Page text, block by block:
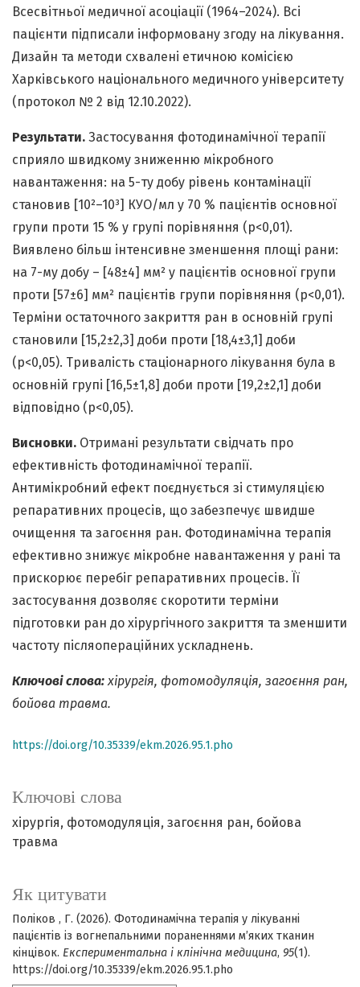
Ключові слова
хірургія фотомодуляція загоєння ран бойова
травма
Як цитувати
Поліков , Г. (2026). Фотодинамічна терапія у лікуванні
пацієнтів із вогнепальними пораненнями м’яких тканин
кінцівок. Експериментальна і клінічна медицина, 95(1).
https://doi.org/10.35339/ekm.2026.95.1.pho
Всесвітньої медичної асоціації (1964–2024). Всі
пацієнти підписали інформовану згоду на лікування.
Дизайн та методи схвалені етичною комісією
Харківського національного медичного університету
(протокол № 2 від 12.10.2022).
Результати. Застосування фотодинамічної терапії
сприяло швидкому зниженню мікробного
навантаження: на 5-ту добу рівень контамінації
становив [10²–10³] КУО/мл у 70 % пацієнтів основної
групи проти 15 % у групі порівняння (p<0,01).
Виявлено більш інтенсивне зменшення площі рани:
на 7-му добу – [48±4] мм² у пацієнтів основної групи
проти [57±6] мм² пацієнтів групи порівняння (p<0,01).
Терміни остаточного закриття ран в основній групі
становили [15,2±2,3] доби проти [18,4±3,1] доби
(p<0,05). Тривалість стаціонарного лікування була в
основній групі [16,5±1,8] доби проти [19,2±2,1] доби
відповідно (p<0,05).
Висновки. Отримані результати свідчать про
ефективність фотодинамічної терапії.
Антимікробний ефект поєднується зі стимуляцією
репаративних процесів, що забезпечує швидше
очищення та загоєння ран. Фотодинамічна терапія
ефективно знижує мікробне навантаження у рані та
прискорює перебіг репаративних процесів. Її
застосування дозволяє скоротити терміни
підготовки ран до хірургічного закриття та зменшити
частоту післяопераційних ускладнень.
Ключові слова:хірургія, фотомодуляція, загоєння ран,
бойова травма.
https://doi.org/10.35339/ekm.2026.95.1.pho